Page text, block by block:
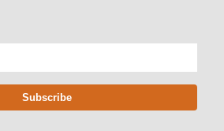
Subscribe